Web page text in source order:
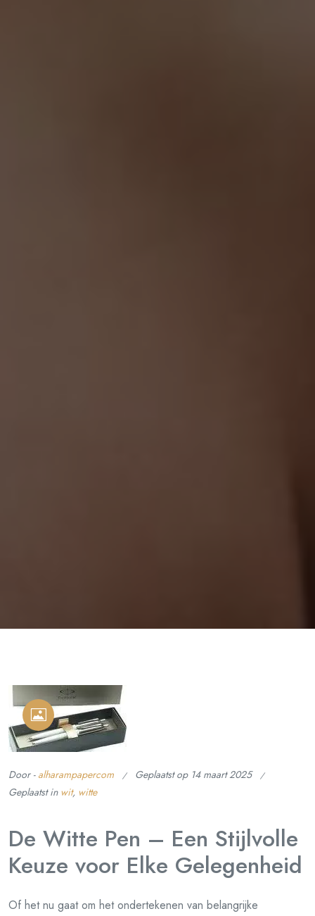
Door - alharampapercom Geplaatst op 14 maart 2025
Geplaatst in wit, witte
De Witte Pen – Een Stijlvolle
Keuze voor Elke Gelegenheid
Of het nu gaat om het ondertekenen van belangrijke